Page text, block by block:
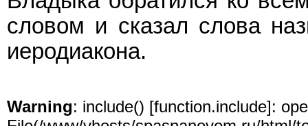
словом и сказал слова
иеродиакона.
Warning: include() [function.include]: